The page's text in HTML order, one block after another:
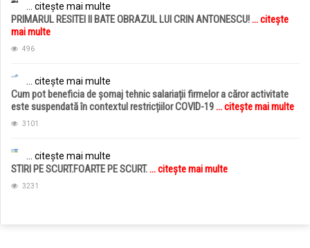
... citește mai multe
PRIMARUL RESITEI II BATE OBRAZUL LUI CRIN ANTONESCU!... citește
mai multe
496
... citește mai multe
Cum pot beneficia de șomaj tehnic salariații firmelor a căror activitate
este suspendată în contextul restricțiilor COVID-19... citește mai multe
3101
... citește mai multe
STIRI PE SCURT.FOARTE PE SCURT.... citește mai multe
3231